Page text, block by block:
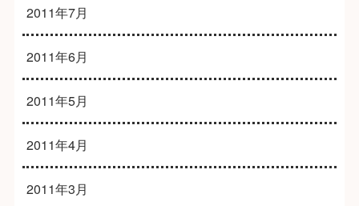
2011年7月
2011年6月
2011年5月
2011年4月
2011年3月